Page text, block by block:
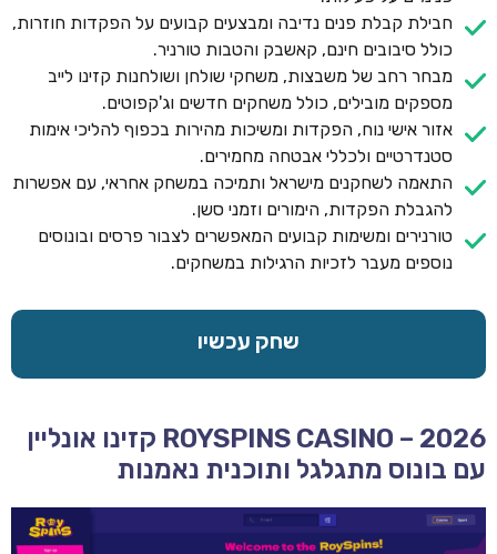
חבילת קבלת פנים נדיבה ומבצעים קבועים על הפקדות חוזרות,
כולל סיבובים חינם, קאשבק והטבות טורניר.
מבחר רחב של משבצות, משחקי שולחן ושולחנות קזינו לייב
מספקים מובילים, כולל משחקים חדשים וג'קפוטים.
אזור אישי נוח, הפקדות ומשיכות מהירות בכפוף להליכי אימות
סטנדרטיים ולכללי אבטחה מחמירים.
התאמה לשחקנים מישראל ותמיכה במשחק אחראי, עם אפשרות
להגבלת הפקדות, הימורים וזמני סשן.
טורנירים ומשימות קבועים המאפשרים לצבור פרסים ובונוסים
נוספים מעבר לזכיות הרגילות במשחקים.
שחק עכשיו
ROYSPINS CASINO – 2026 קזינו אונליין
עם בונוס מתגלגל ותוכנית נאמנות